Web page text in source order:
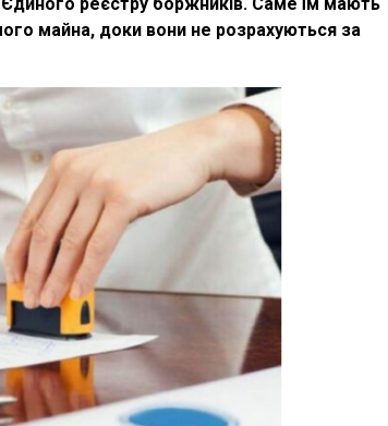
майна, доки вони не розрахуються за